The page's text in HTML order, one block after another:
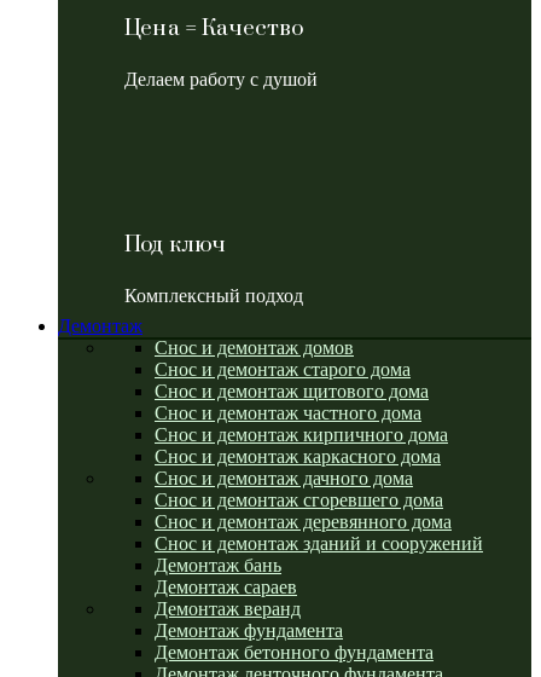
Цена = Качество
Делаем работу с душой
Под ключ
Комплексный подход
Демонтаж
Снос и демонтаж домов
Снос и демонтаж старого дома
Снос и демонтаж щитового дома
Снос и демонтаж частного дома
Снос и демонтаж кирпичного дома
Снос и демонтаж каркасного дома
Снос и демонтаж дачного дома
Снос и демонтаж сгоревшего дома
Снос и демонтаж деревянного дома
Снос и демонтаж зданий и сооружений
Демонтаж бань
Демонтаж сараев
Демонтаж веранд
Демонтаж фундамента
Демонтаж бетонного фундамента